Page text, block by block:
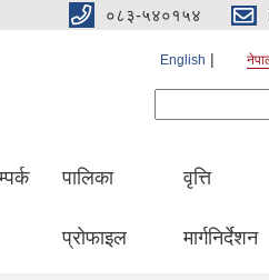
०८३-५४०१५४
English
पालिका
प्रोफाइल
वृत्ति
मार्गनिर्देशन